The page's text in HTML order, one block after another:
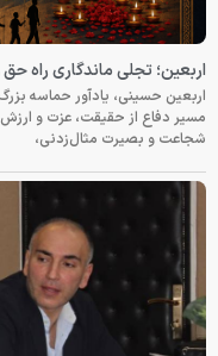
اربعین؛ تجلی ماندگاری راه حق
اربعین حسینی، یادآور حماسه
مسیر دفاع از حقیقت، عزت و
شجاعت و بصیرت مثال‌زدنی،